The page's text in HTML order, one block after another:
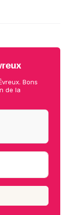
Bons
de la